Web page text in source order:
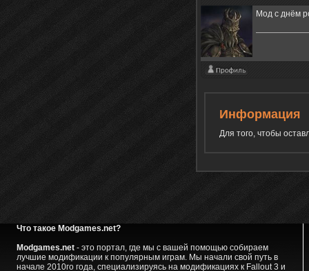
Мод с днём
Информация
Для того, чтобы
Что такое Modgames.net?
Modgames.net- это портал, где мы с вашей помощью собираем
лучшие модификации к популярным играм. Мы начали свой путь в
начале 2010го года, специализируясь на модификациях к Fallout 3 и